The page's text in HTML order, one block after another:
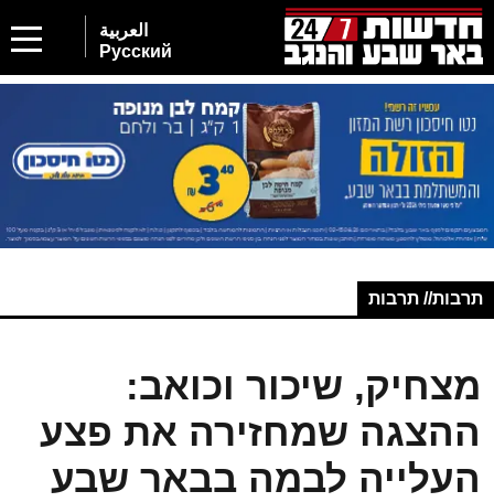
العربية
Русский
תרבות// תרבות
מצחיק, שיכור וכואב:
ההצגה שמחזירה את פצע
העלייה לבמה בבאר שבע